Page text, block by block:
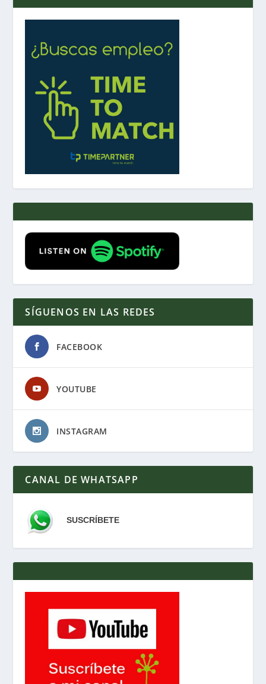
SÍGUENOS EN LAS REDES
FACEBOOK
YOUTUBE
INSTAGRAM
CANAL DE WHATSAPP
SUSCRÍBETE